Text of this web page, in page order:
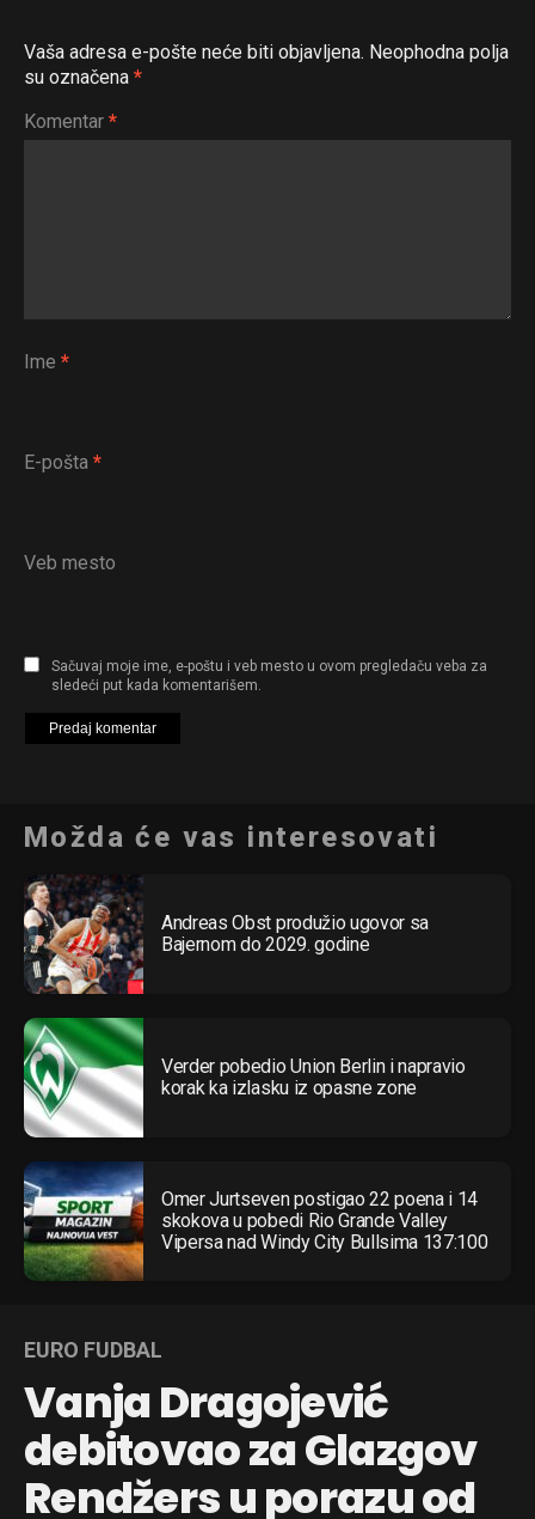
Vaša adresa e-pošte neće biti objavljena. Neophodna polja
su označena *
Komentar *
Ime *
E-pošta *
Veb mesto
Sačuvaj moje ime, e-poštu i veb mesto u ovom pregledaču veba za
sledeći put kada komentarišem.
Možda će vas interesovati
Andreas Obst produžio ugovor sa
Bajernom do 2029. godine
Verder pobedio Union Berlin i napravio
korak ka izlasku iz opasne zone
Omer Jurtseven postigao 22 poena i 14
skokova u pobedi Rio Grande Valley
Vipersa nad Windy City Bullsima 137:100
EURO FUDBAL
Vanja Dragojević
debitovao za Glazgov
Rendžers u porazu od